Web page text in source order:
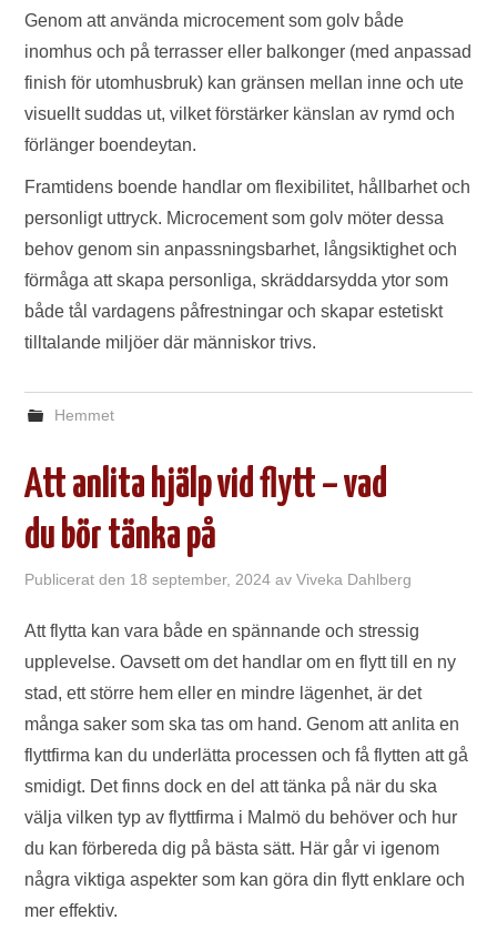
Genom att använda microcement som golv både
inomhus och på terrasser eller balkonger (med anpassad
finish för utomhusbruk) kan gränsen mellan inne och ute
visuellt suddas ut, vilket förstärker känslan av rymd och
förlänger boendeytan.
Framtidens boende handlar om flexibilitet, hållbarhet och
personligt uttryck. Microcement som golv möter dessa
behov genom sin anpassningsbarhet, långsiktighet och
förmåga att skapa personliga, skräddarsydda ytor som
både tål vardagens påfrestningar och skapar estetiskt
tilltalande miljöer där människor trivs.
Hemmet
Att anlita hjälp vid flytt – vad
du bör tänka på
Publicerat den 18 september, 2024 avViveka Dahlberg
Att flytta kan vara både en spännande och stressig
upplevelse. Oavsett om det handlar om en flytt till en ny
stad, ett större hem eller en mindre lägenhet, är det
många saker som ska tas om hand. Genom att anlita en
flyttfirma kan du underlätta processen och få flytten att gå
smidigt. Det finns dock en del att tänka på när du ska
välja vilken typ av flyttfirma i Malmö du behöver och hur
du kan förbereda dig på bästa sätt. Här går vi igenom
några viktiga aspekter som kan göra din flytt enklare och
mer effektiv.